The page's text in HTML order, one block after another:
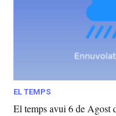
EL TEMPS
El temps avui 6 de Agost